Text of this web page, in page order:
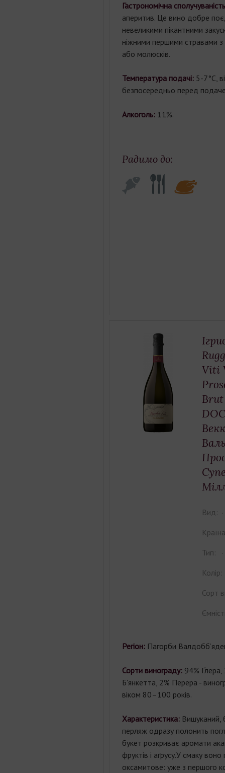
Гастрономічна
аперитив. Це вино добре
невеликими пікантними
ніжними першими стравами з
або молюсків.
Температура подачі: 5-7°C,
безпосередньо перед
Алкоголь: 11%.
Радимо до:
Viti
Вид:
Тип:
Колір:
Сорт
Регіон: Пагорби
Сорти винограду: 94% Ґлера,
Б'янкетта, 2% Перера -
віком 80–100 років.
Характеристика: Вишуканий,
перляж одразу полонить
букет розкриває аромати
фруктів і аґрусу.У смаку
оксамитове: уже з першого